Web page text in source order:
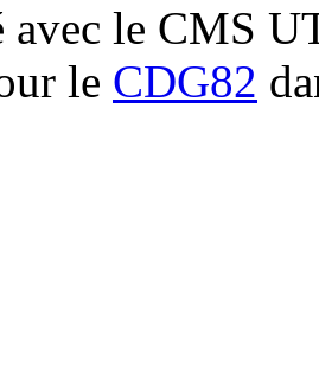
avec le CMS
le CDG82